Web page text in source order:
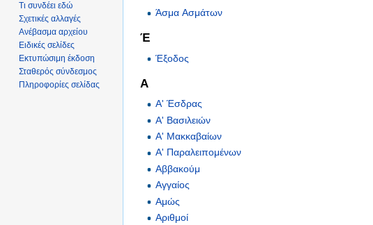
Άσμα Ασμάτων
Έ
Έξοδος
Α
Α' Έσδρας
Α' Βασιλειών
Α' Μακκαβαίων
Α' Παραλειπομένων
Αββακούμ
Αγγαίος
Αμώς
Αριθμοί
Τι συνδέει εδώ
Σχετικές αλλαγές
Ανέβασμα αρχείου
Ειδικές σελίδες
Εκτυπώσιμη έκδοση
Σταθερός σύνδεσμος
Πληροφορίες σελίδας